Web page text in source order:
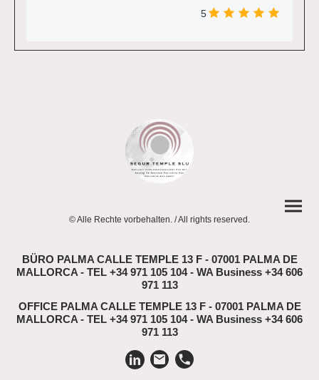
© Alle Rechte vorbehalten. / All rights reserved.
BÜRO PALMA CALLE TEMPLE 13 F - 07001 PALMA DE
MALLORCA - TEL +34 971 105 104 - WA Business +34 606
971 113
OFFICE PALMA CALLE TEMPLE 13 F - 07001 PALMA DE
MALLORCA - TEL +34 971 105 104 - WA Business +34 606
971 113